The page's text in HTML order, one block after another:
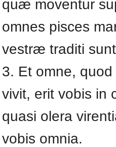
quæ moventur
omnes pisces
vestræ traditi
3. Et omne,
vivit, erit vobis in
quasi olera
vobis omnia.